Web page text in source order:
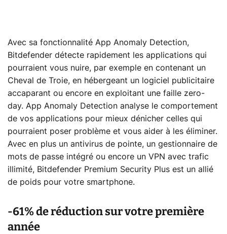
Avec sa fonctionnalité App Anomaly Detection,
Bitdefender détecte rapidement les applications qui
pourraient vous nuire, par exemple en contenant un
Cheval de Troie, en hébergeant un logiciel publicitaire
accaparant ou encore en exploitant une faille zero-
day. App Anomaly Detection analyse le comportement
de vos applications pour mieux dénicher celles qui
pourraient poser problème et vous aider à les éliminer.
Avec en plus un antivirus de pointe, un gestionnaire de
mots de passe intégré ou encore un VPN avec trafic
illimité, Bitdefender Premium Security Plus est un allié
de poids pour votre smartphone.
-61% de réduction sur votre première
année